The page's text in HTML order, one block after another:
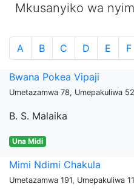
Mkusanyiko wa
A B C D E F
Bwana Pokea Vipaji
Umetazamwa 78, Umepakuliwa 52
B. S. Malaika
Una Midi
Mimi Ndimi Chakula
Umetazamwa 191, Umepakuliwa